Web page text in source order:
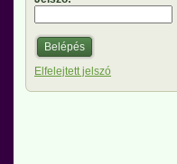
Elfelejtett jelszó